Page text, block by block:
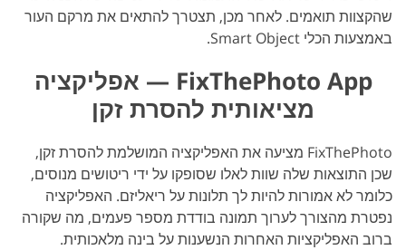
שהקצוות תואמים. לאחר מכן, תצטרך להתאים את מרקם העור
באמצעות הכלי Smart Object.
FixThePhoto App — אפליקציה
מציאותית להסרת זקן
FixThePhoto מציעה את האפליקציה המושלמת להסרת זקן,
שכן התוצאות שלה שוות לאלו שסופקו על ידי ריטושים מנוסים,
כלומר לא אמורות להיות לך תלונות על ריאליזם. האפליקציה
נפטרת מהצורך לערוך תמונה בודדת מספר פעמים, מה שקורה
ברוב האפליקציות האחרות הנשענות על בינה מלאכותית.